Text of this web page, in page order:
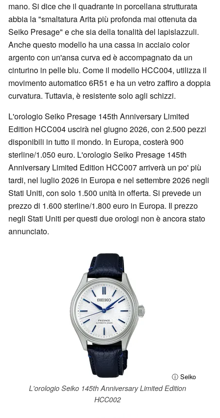
mano. Si dice che il quadrante in porcellana strutturata
abbia la "smaltatura Arita più profonda mai ottenuta da
Seiko Presage" e che sia della tonalità del lapislazzuli.
Anche questo modello ha una cassa in acciaio color
argento con un'ansa curva ed è accompagnato da un
cinturino in pelle blu. Come il modello HCC004, utilizza il
movimento automatico 6R51 e ha un vetro zaffiro a doppia
curvatura. Tuttavia, è resistente solo agli schizzi.
L'orologio Seiko Presage 145th Anniversary Limited
Edition HCC004 uscirà nel giugno 2026, con 2.500 pezzi
disponibili in tutto il mondo. In Europa, costerà 900
sterline/1.050 euro. L'orologio Seiko Presage 145th
Anniversary Limited Edition HCC007 arriverà un po' più
tardi, nel luglio 2026 in Europa e nel settembre 2026 negli
Stati Uniti, con solo 1.500 unità in offerta. Si prevede un
prezzo di 1.600 sterline/1.800 euro in Europa. Il prezzo
negli Stati Uniti per questi due orologi non è ancora stato
annunciato.
ⓘ Seiko
L'orologio Seiko 145th Anniversary Limited Edition
HCC002